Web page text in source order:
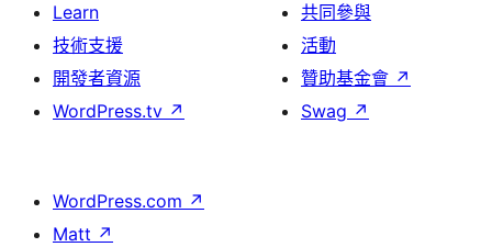
Learn
技術支援
開發者資源
WordPress.tv ↗
共同參與
活動
贊助基金會 ↗
Swag ↗
WordPress.com ↗
Matt ↗